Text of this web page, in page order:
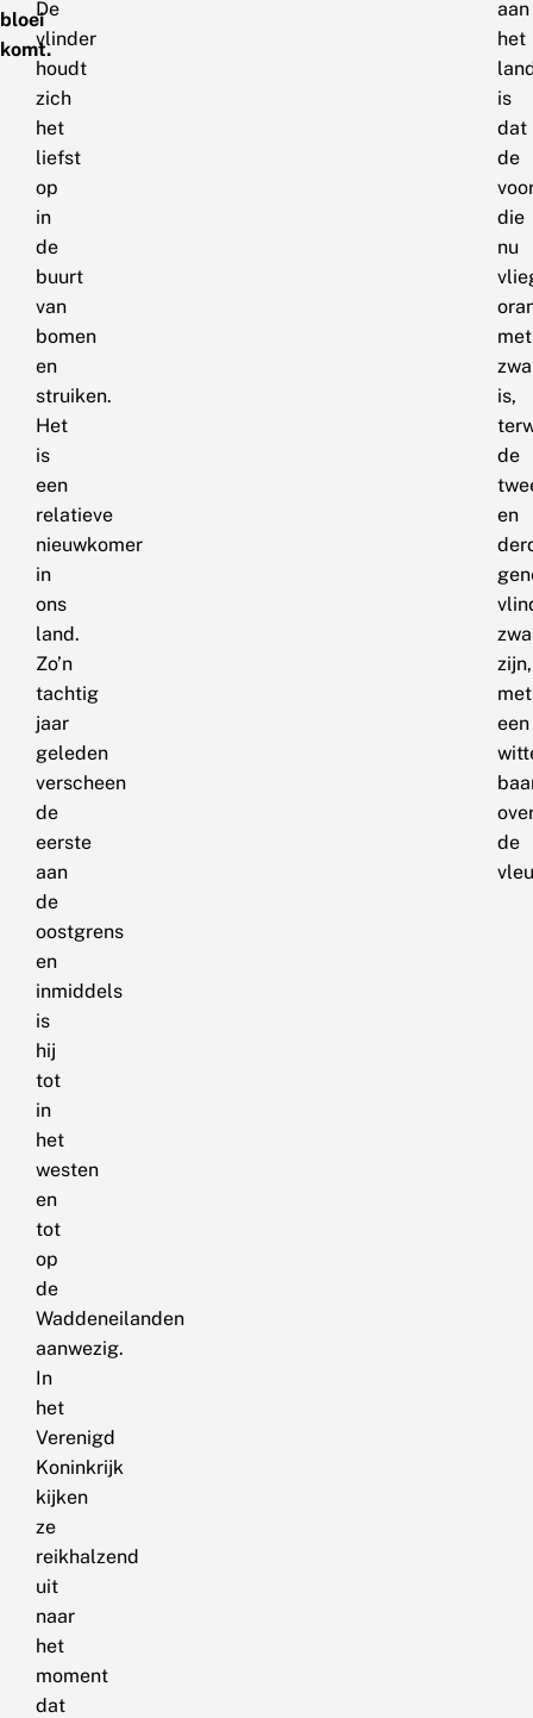
bloei
komt.
De
vlinder
houdt
zich
het
liefst
op
in
de
buurt
van
bomen
en
struiken.
Het
is
een
relatieve
nieuwkomer
in
ons
land.
Zo’n
tachtig
jaar
geleden
verscheen
de
eerste
aan
de
oostgrens
en
inmiddels
is
hij
tot
in
het
westen
en
tot
op
de
Waddeneilanden
aanwezig.
In
het
Verenigd
Koninkrijk
kijken
ze
reikhalzend
uit
naar
het
moment
dat
aan
het
is
dat
de
die
nu
met
is,
de
en
zijn,
met
een
de